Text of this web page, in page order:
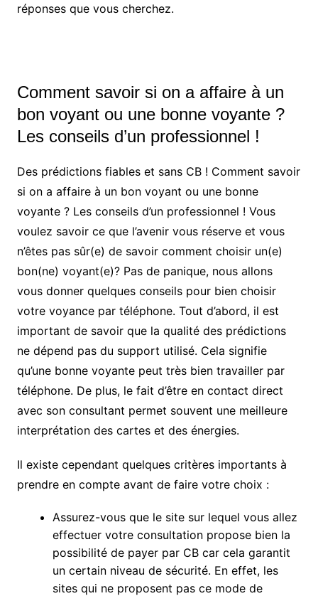
réponses que vous cherchez.
Comment savoir si on a affaire à un
bon voyant ou une bonne voyante ?
Les conseils d’un professionnel !
Des prédictions fiables et sans CB ! Comment savoir
si on a affaire à un bon voyant ou une bonne
voyante ? Les conseils d’un professionnel ! Vous
voulez savoir ce que l’avenir vous réserve et vous
n’êtes pas sûr(e) de savoir comment choisir un(e)
bon(ne) voyant(e)? Pas de panique, nous allons
vous donner quelques conseils pour bien choisir
votre voyance par téléphone. Tout d’abord, il est
important de savoir que la qualité des prédictions
ne dépend pas du support utilisé. Cela signifie
qu’une bonne voyante peut très bien travailler par
téléphone. De plus, le fait d’être en contact direct
avec son consultant permet souvent une meilleure
interprétation des cartes et des énergies.
Il existe cependant quelques critères importants à
prendre en compte avant de faire votre choix :
Assurez-vous que le site sur lequel vous allez
effectuer votre consultation propose bien la
possibilité de payer par CB car cela garantit
un certain niveau de sécurité. En effet, les
sites qui ne proposent pas ce mode de